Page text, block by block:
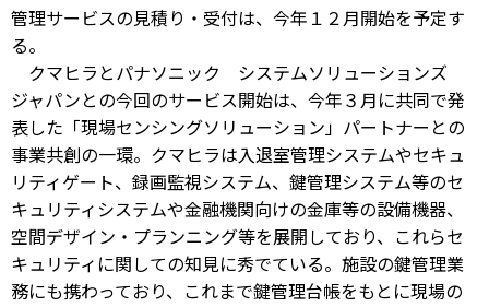
管理サービスの見積り・受付は、今年１２月開始を予定す
る。
クマヒラとパナソニック システムソリューションズ
ジャパンとの今回のサービス開始は、今年３月に共同で発
表した「現場センシングソリューション」パートナーとの
事業共創の一環。クマヒラは入退室管理システムやセキュ
リティゲート、録画監視システム、鍵管理システム等のセ
キュリティシステムや金融機関向けの金庫等の設備機器、
空間デザイン・プランニング等を展開しており、これらセ
キュリティに関しての知見に秀でている。施設の鍵管理業
務にも携わっており、これまで鍵管理台帳をもとに現場の